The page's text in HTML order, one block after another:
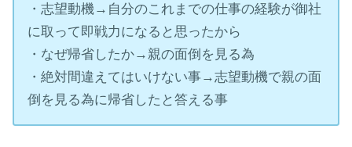
・志望動機→自分のこれまでの仕事の経験が御社
に取って即戦力になると思ったから
・なぜ帰省したか→親の面倒を見る為
・絶対間違えてはいけない事→志望動機で親の面
倒を見る為に帰省したと答える事